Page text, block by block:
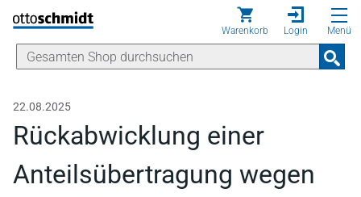
Direkt zum Inhalt
Warenkorb Login Menü
22.08.2025
Rückabwicklung einer
Anteilsübertragung wegen